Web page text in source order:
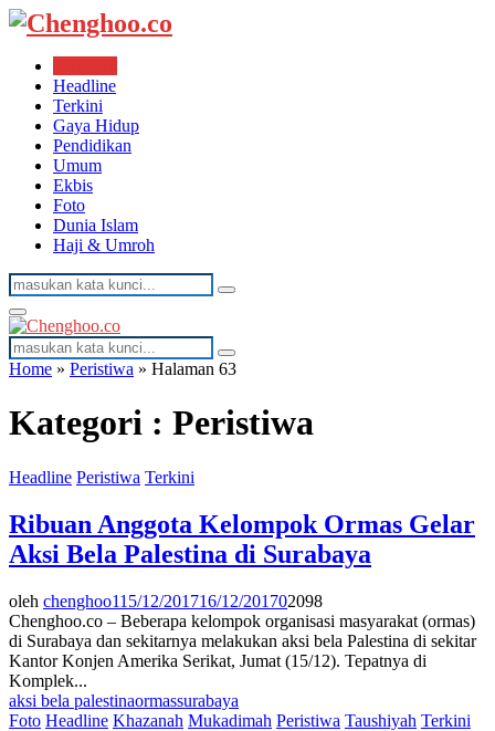
Headline
Terkini
Gaya Hidup
Pendidikan
Umum
Ekbis
Foto
Dunia Islam
Haji & Umroh
Search
for:
Search
Facebook
Twitter
Youtube
Primary
Menu
Search
for:
Search
Home » Peristiwa » Halaman 63
Kategori : Peristiwa
Headline Peristiwa Terkini
Ribuan Anggota Kelompok Ormas Gelar
Aksi Bela Palestina di Surabaya
oleh chenghoo115/12/201716/12/201702098
Chenghoo.co – Beberapa kelompok organisasi masyarakat (ormas)
di Surabaya dan sekitarnya melakukan aksi bela Palestina di sekitar
Kantor Konjen Amerika Serikat, Jumat (15/12). Tepatnya di
Komplek...
aksi bela palestinaormassurabaya
Foto Headline Khazanah Mukadimah Peristiwa Taushiyah Terkini